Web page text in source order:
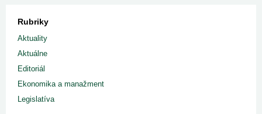
Rubriky
Aktuality
Aktuálne
Editoriál
Ekonomika a manažment
Legislatíva